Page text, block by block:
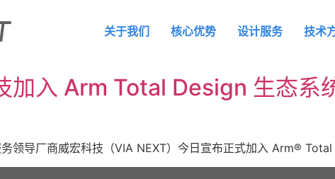
关于我们 核心优势 设计服务 技术方案
关于我们 核心优势 设计服务 技术
加入 Arm Total Design 生态
领导厂商威宏科技（VIA NEXT）今日宣布正式加入 Arm® Total